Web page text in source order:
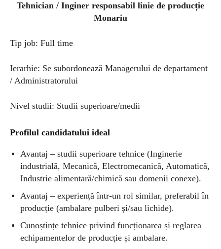
Tehnician / Inginer responsabil linie de producție
Monariu
Tip job: Full time
Ierarhie: Se subordonează Managerului de departament
/ Administratorului
Nivel studii: Studii superioare/medii
Profilul candidatului ideal
Avantaj – studii superioare tehnice (Inginerie
industrială, Mecanică, Electromecanică, Automatică,
Industrie alimentară/chimică sau domenii conexe).
Avantaj – experiență într-un rol similar, preferabil în
producție (ambalare pulberi și/sau lichide).
Cunoștințe tehnice privind funcționarea și reglarea
echipamentelor de producție și ambalare.